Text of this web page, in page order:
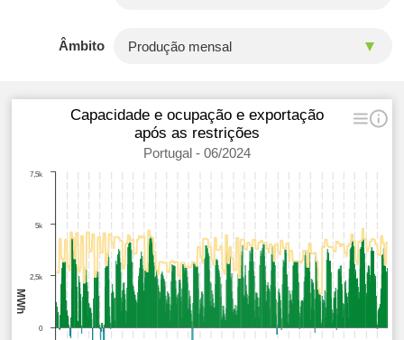
Âmbito
MWh
Capacidade e ocupação e exportação
após as restrições
Portugal - 06/2024
0
2,5k
5k
7,5k